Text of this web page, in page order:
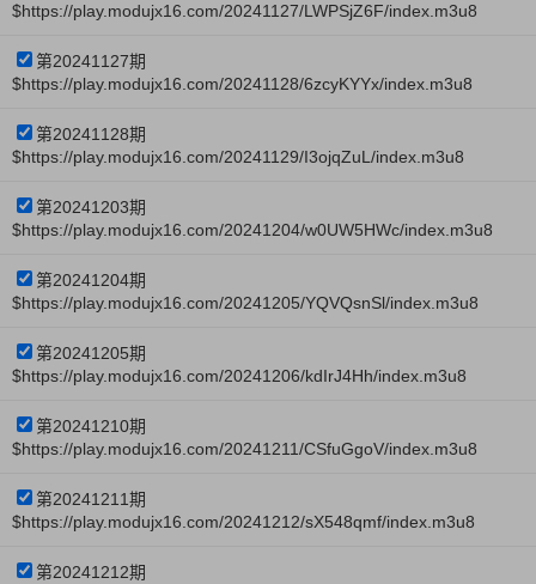
$https://play.modujx16.com/20241127/LWPSjZ6F/index.m3u8
第20241127期
$https://play.modujx16.com/20241128/6zcyKYYx/index.m3u8
第20241128期
$https://play.modujx16.com/20241129/I3ojqZuL/index.m3u8
第20241203期
$https://play.modujx16.com/20241204/w0UW5HWc/index.m3u8
第20241204期
$https://play.modujx16.com/20241205/YQVQsnSl/index.m3u8
第20241205期
$https://play.modujx16.com/20241206/kdIrJ4Hh/index.m3u8
第20241210期
$https://play.modujx16.com/20241211/CSfuGgoV/index.m3u8
第20241211期
$https://play.modujx16.com/20241212/sX548qmf/index.m3u8
第20241212期